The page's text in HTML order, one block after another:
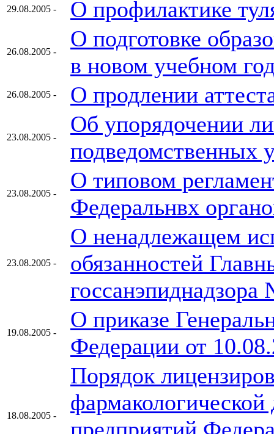
29.08.2005 - О профилактике
26.08.2005 -
О подготовке
в новом учебном
26.08.2005 - О продлении
23.08.2005 -
Об упорядочении
подведомственных
23.08.2005 -
О типовом
Федеральнвх
23.08.2005 -
О ненадлежащем
обязанностей
19.08.2005 -
О приказе
Федерации от
18.08.2005 -
Порядок